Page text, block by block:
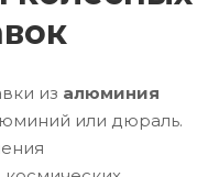
из алюминия
или дюраль.